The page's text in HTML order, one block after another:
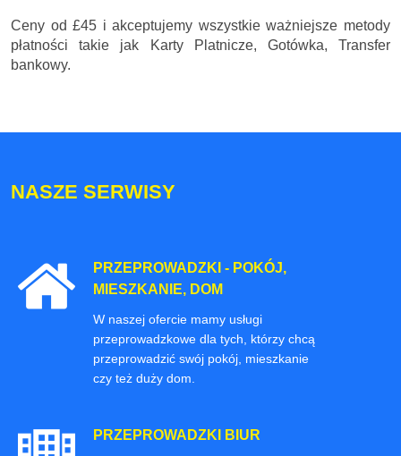
Ceny od £45 i akceptujemy wszystkie ważniejsze metody
płatności takie jak Karty Platnicze, Gotówka, Transfer
bankowy.
NASZE SERWISY
PRZEPROWADZKI - POKÓJ,
MIESZKANIE, DOM
W naszej ofercie mamy usługi
przeprowadzkowe dla tych, którzy chcą
przeprowadzić swój pokój, mieszkanie
czy też duży dom.
PRZEPROWADZKI BIUR